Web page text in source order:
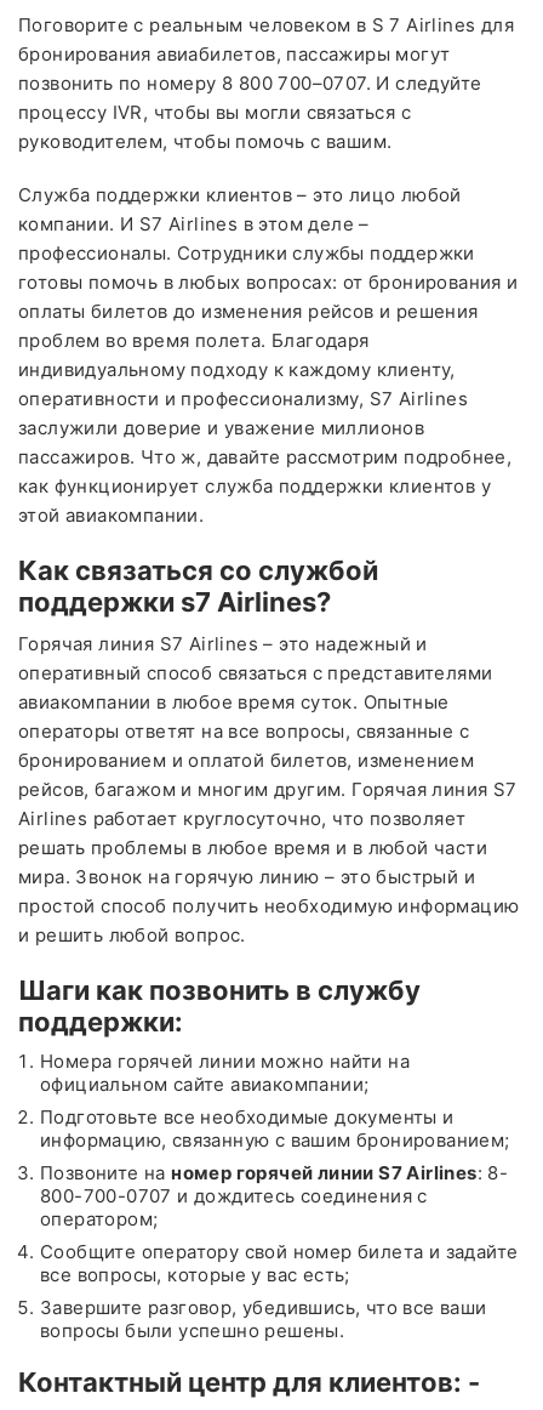
Поговорите с реальным человеком в S 7 Airlines для
бронирования авиабилетов, пассажиры могут
позвонить по номеру 8 800 700–0707. И следуйте
процессу IVR, чтобы вы могли связаться с
руководителем, чтобы помочь с вашим.
Служба поддержки клиентов – это лицо любой
компании. И S7 Airlines в этом деле –
профессионалы. Сотрудники службы поддержки
готовы помочь в любых вопросах: от бронирования и
оплаты билетов до изменения рейсов и решения
проблем во время полета. Благодаря
индивидуальному подходу к каждому клиенту,
оперативности и профессионализму, S7 Airlines
заслужили доверие и уважение миллионов
пассажиров. Что ж, давайте рассмотрим подробнее,
как функционирует служба поддержки клиентов у
этой авиакомпании.
Как связаться со службой
поддержки s7 Airlines?
Горячая линия S7 Airlines – это надежный и
оперативный способ связаться с представителями
авиакомпании в любое время суток. Опытные
операторы ответят на все вопросы, связанные с
бронированием и оплатой билетов, изменением
рейсов, багажом и многим другим. Горячая линия S7
Airlines работает круглосуточно, что позволяет
решать проблемы в любое время и в любой части
мира. Звонок на горячую линию – это быстрый и
простой способ получить необходимую информацию
и решить любой вопрос.
Шаги как позвонить в службу
поддержки:
Номера горячей линии можно найти на
официальном сайте авиакомпании;
Подготовьте все необходимые документы и
информацию, связанную с вашим бронированием;
Позвоните на номер горячей линииS7Airlines: 8-
800-700-0707 и дождитесь соединения с
оператором;
Сообщите оператору свой номер билета и задайте
все вопросы, которые у вас есть;
Завершите разговор, убедившись, что все ваши
вопросы были успешно решены.
Контактный центр для клиентов: -